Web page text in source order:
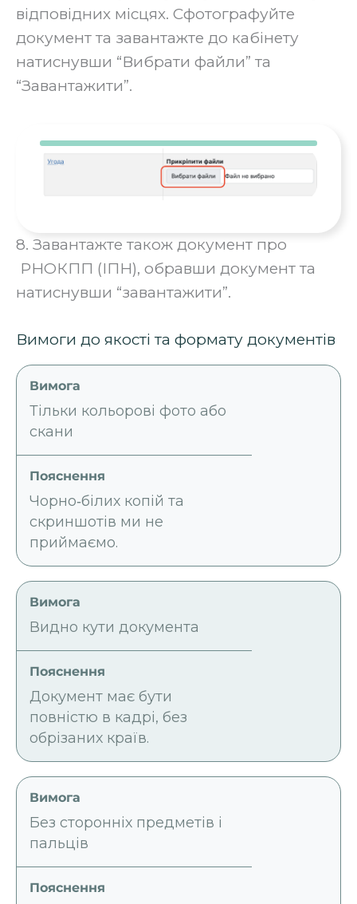
відповідних місцях. Сфотографуйте
документ та завантажте до кабінету
натиснувши “Вибрати файли” та
“Завантажити”.
8. Завантажте також документ про
РНОКПП (ІПН), обравши документ та
натиснувши “завантажити”.
Вимоги до якості та формату документів
Тільки кольорові фото або
скани
Чорно‑білих копій та
скриншотів ми не
приймаємо.
Видно кути документа
Документ має бути
повністю в кадрі, без
обрізаних країв.
Без сторонніх предметів і
пальців